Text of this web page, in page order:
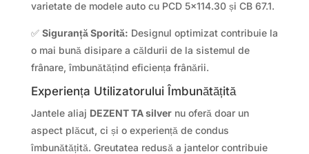
varietate de modele auto cu PCD 5×114.30 și CB 67.1.
✅ Siguranță Sporită: Designul optimizat contribuie la
o mai bună disipare a căldurii de la sistemul de
frânare, îmbunătățind eficiența frânării.
Experiența Utilizatorului Îmbunătățită
Jantele aliaj DEZENT TA silvernu oferă doar un
aspect plăcut, ci și o experiență de condus
îmbunătățită. Greutatea redusă a jantelor contribuie